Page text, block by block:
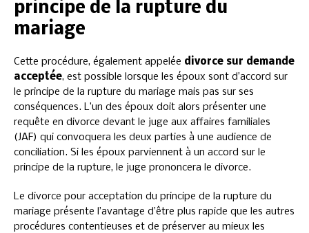
principe de la rupture du
mariage
Cette procédure, également appelée divorce sur demande
acceptée, est possible lorsque les époux sont d’accord sur
le principe de la rupture du mariage mais pas sur ses
conséquences. L’un des époux doit alors présenter une
requête en divorce devant le juge aux affaires familiales
(JAF) qui convoquera les deux parties à une audience de
conciliation. Si les époux parviennent à un accord sur le
principe de la rupture, le juge prononcera le divorce.
Le divorce pour acceptation du principe de la rupture du
mariage présente l’avantage d’être plus rapide que les autres
procédures contentieuses et de préserver au mieux les